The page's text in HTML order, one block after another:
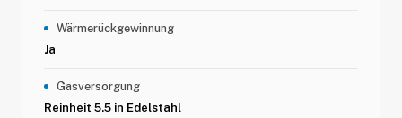
Wärmerückgewinnung
Ja
Gasversorgung
Reinheit 5.5 in Edelstahl